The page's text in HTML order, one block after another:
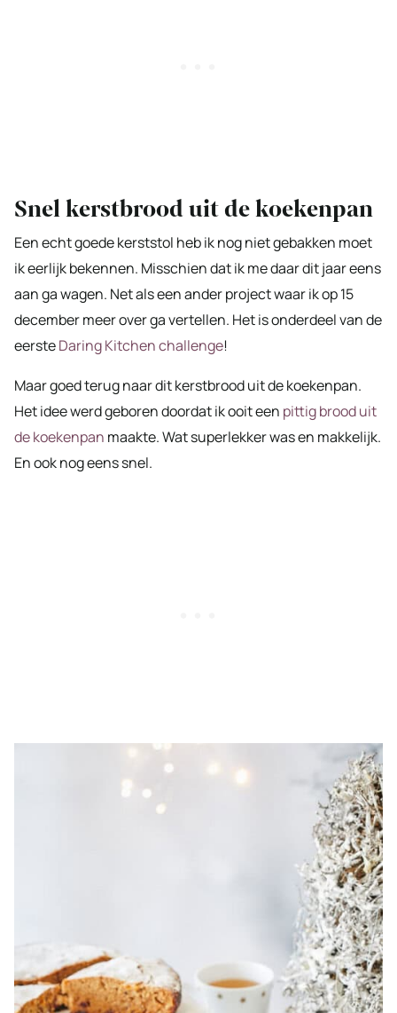
Snel kerstbrood uit de koekenpan
Een echt goede kerststol heb ik nog niet gebakken moet
ik eerlijk bekennen. Misschien dat ik me daar dit jaar eens
aan ga wagen. Net als een ander project waar ik op 15
december meer over ga vertellen. Het is onderdeel van de
eersteDaring Kitchen challenge!
Maar goed terug naar dit kerstbrood uit de koekenpan.
Het idee werd geboren doordat ik ooit een pittig brood uit
de koekenpan maakte. Wat superlekker was en makkelijk.
En ook nog eens snel.